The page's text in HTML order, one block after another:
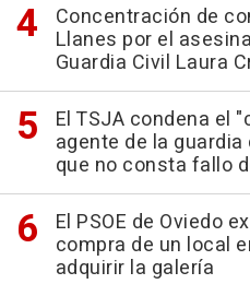
Concentración de
Llanes por el
Guardia Civil Laura
El TSJA condena el
agente de la
que no consta fallo
El PSOE de Oviedo
compra de un local
adquirir la galería